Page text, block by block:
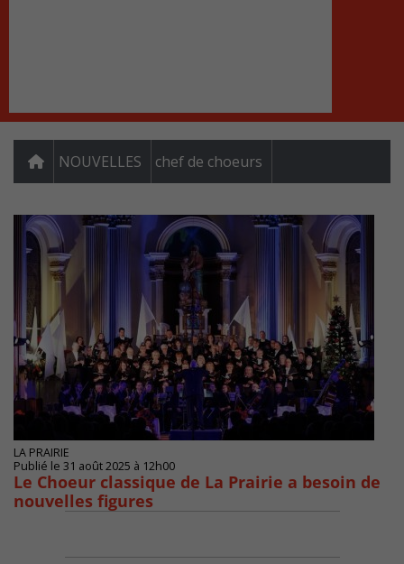
NOUVELLES chef de choeurs
LA PRAIRIE
Publié le 31 août 2025 à 12h00
Le Choeur classique de La Prairie a besoin de
nouvelles figures